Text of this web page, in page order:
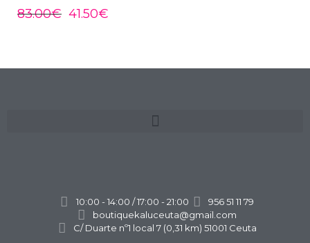
83.00€ 41.50€
10:00 - 14:00 / 17:00 - 21:00
956 51 11 79
boutiquekaluceuta@gmail.com
C/ Duarte nº1 local 7 (0,31 km) 51001 Ceuta